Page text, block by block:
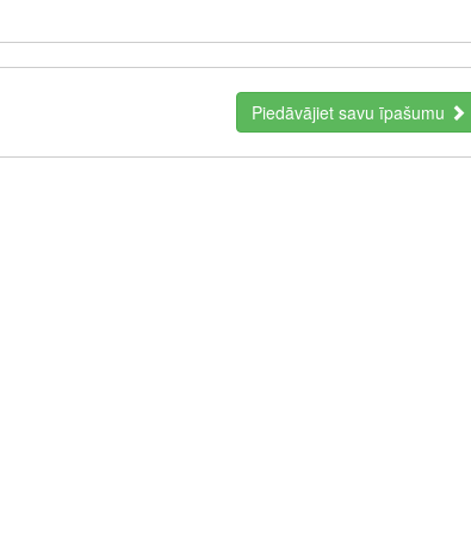
Piedāvājiet savu īpašumu